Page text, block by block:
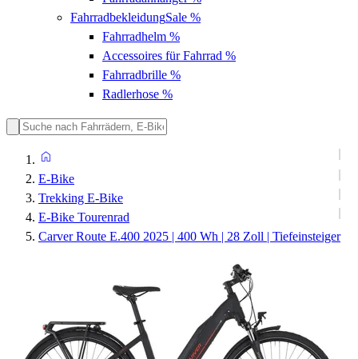
FahrradbekleidungSale %
Fahrradhelm %
Accessoires für Fahrrad %
Fahrradbrille %
Radlerhose %
E-Bike
Trekking E-Bike
E-Bike Tourenrad
Carver Route E.400 2025 | 400 Wh | 28 Zoll | Tiefeinsteiger